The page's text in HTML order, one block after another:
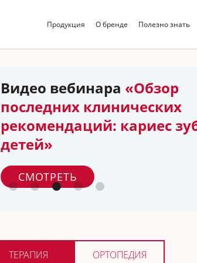
Продукция О бренде Полезно знать
Видео вебинара «Обзор
последних клинических
рекомендаций: кариес
детей»
СМОТРЕТЬ
ТЕРАПИЯ ОРТОПЕДИЯ